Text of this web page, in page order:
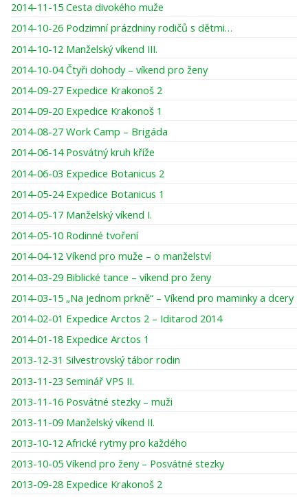
2014-11-15 Cesta divokého muže
2014-10-26 Podzimní prázdniny rodičů s dětmi…
2014-10-12 Manželský víkend III.
2014-10-04 Čtyři dohody – víkend pro ženy
2014-09-27 Expedice Krakonoš 2
2014-09-20 Expedice Krakonoš 1
2014-08-27 Work Camp – Brigáda
2014-06-14 Posvátný kruh kříže
2014-06-03 Expedice Botanicus 2
2014-05-24 Expedice Botanicus 1
2014-05-17 Manželský víkend I.
2014-05-10 Rodinné tvoření
2014-04-12 Víkend pro muže – o manželství
2014-03-29 Biblické tance – víkend pro ženy
2014-03-15 „Na jednom prkně“ – Víkend pro maminky a dcery
2014-02-01 Expedice Arctos 2 – Iditarod 2014
2014-01-18 Expedice Arctos 1
2013-12-31 Silvestrovský tábor rodin
2013-11-23 Seminář VPS II.
2013-11-16 Posvátné stezky – muži
2013-11-09 Manželský víkend II.
2013-10-12 Africké rytmy pro každého
2013-10-05 Víkend pro ženy – Posvátné stezky
2013-09-28 Expedice Krakonoš 2